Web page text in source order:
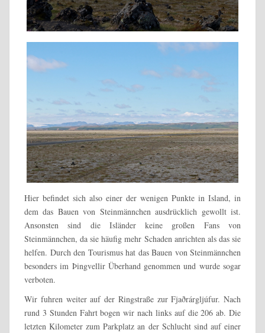
Hier befindet sich also einer der wenigen Punkte in Island, in
dem das Bauen von Steinmännchen ausdrücklich gewollt ist.
Ansonsten sind die Isländer keine großen Fans von
Steinmännchen, da sie häufig mehr Schaden anrichten als das sie
helfen. Durch den Tourismus hat das Bauen von Steinmännchen
besonders im Þingvellir Überhand genommen und wurde sogar
verboten.
Wir fuhren weiter auf der Ringstraße zur Fjaðrárgljúfur. Nach
rund 3 Stunden Fahrt bogen wir nach links auf die 206 ab. Die
letzten Kilometer zum Parkplatz an der Schlucht sind auf einer